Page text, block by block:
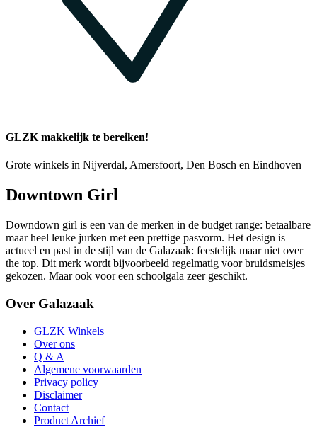
GLZK makkelijk te bereiken!
Grote winkels in Nijverdal, Amersfoort, Den Bosch en Eindhoven
Downtown Girl
Downdown girl is een van de merken in de budget range: betaalbare
maar heel leuke jurken met een prettige pasvorm. Het design is
actueel en past in de stijl van de Galazaak: feestelijk maar niet over
the top. Dit merk wordt bijvoorbeeld regelmatig voor bruidsmeisjes
gekozen. Maar ook voor een schoolgala zeer geschikt.
Over Galazaak
GLZK Winkels
Over ons
Q & A
Algemene voorwaarden
Privacy policy
Disclaimer
Contact
Product Archief